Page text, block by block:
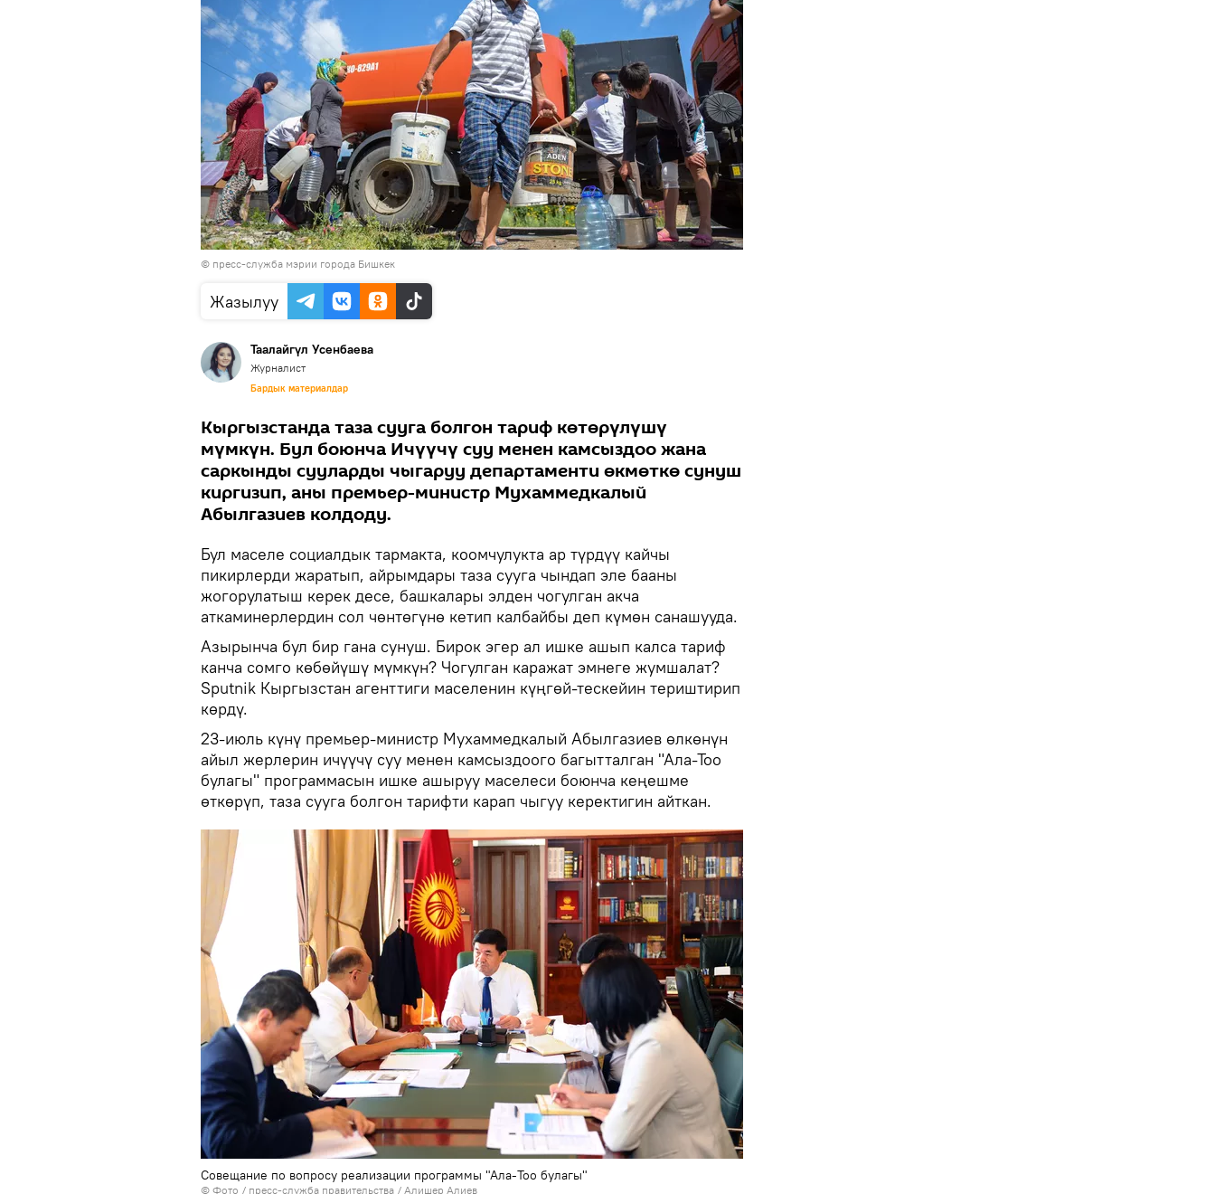
© пресс-служба мэрии города Бишкек
Жазылуу
Таалайгүл Усенбаева
Журналист
Бардык материалдар
Кыргызстанда таза сууга болгон тариф көтөрүлүшү
мүмкүн. Бул боюнча Ичүүчү суу менен камсыздоо жана
саркынды сууларды чыгаруу департаменти өкмөткө сунуш
киргизип, аны премьер-министр Мухаммедкалый
Абылгазиев колдоду.
Бул маселе социалдык тармакта, коомчулукта ар түрдүү кайчы
пикирлерди жаратып, айрымдары таза сууга чындап эле бааны
жогорулатыш керек десе, башкалары элден чогулган акча
аткаминерлердин сол чөнтөгүнө кетип калбайбы деп күмөн санашууда.
Азырынча бул бир гана сунуш. Бирок эгер ал ишке ашып калса тариф
канча сомго көбөйүшү мүмкүн? Чогулган каражат эмнеге жумшалат?
Sputnik Кыргызстан агенттиги маселенин күңгөй-тескейин териштирип
көрдү.
23-июль күнү премьер-министр Мухаммедкалый Абылгазиев өлкөнүн
айыл жерлерин ичүүчү суу менен камсыздоого багытталган "Ала-Тоо
булагы" программасын ишке ашыруу маселеси боюнча кеңешме
өткөрүп, таза сууга болгон тарифти карап чыгуу керектигин айткан.
Совещание по вопросу реализации программы "Ала-Тоо булагы"
© Фото / пресс-служба правительства / Алишер Алиев